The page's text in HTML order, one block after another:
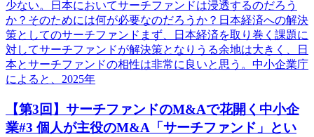
少ない。日本においてサーチファンドは浸透するのだろう
か？そのためには何が必要なのだろうか？日本経済への解決
策としてのサーチファンドまず、日本経済を取り巻く課題に
対してサーチファンドが解決策となりうる余地は大きく、日
本とサーチファンドの相性は非常に良いと思う。中小企業庁
によると、2025年
【第3回】サーチファンドのM&Aで花開く中小企
業#3 個人が主役のM&A「サーチファンド」とい